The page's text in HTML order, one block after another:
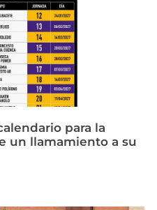
para la
un llamamiento a su